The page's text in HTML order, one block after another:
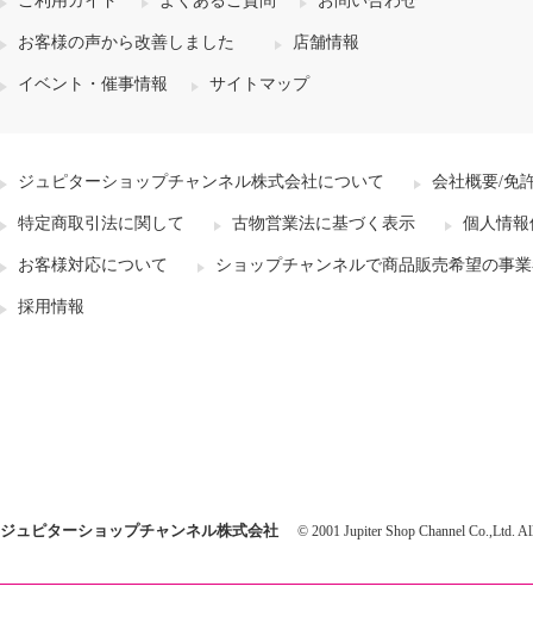
お客様の声から改善しました 店舗情報
イベント・催事情報 サイトマップ
ジュピターショップチャンネル株式会社について 会社概要/免
特定商取引法に関して 古物営業法に基づく表示 個人情
お客様対応について ショップチャンネルで商品販売希望の事
採用情報
ジュピターショップチャンネル株式会社 © 2001 Jupiter Shop Channel Co.,Ltd.